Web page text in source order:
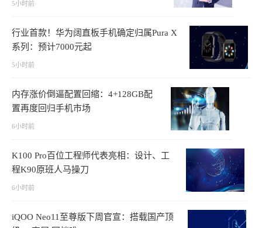
5小时前
行业首款！华为阔直板手机确定归属Pura X
系列：预计7000元起
5小时前
内存涨价倒逼配置回缩：4+128GB配
置再度回归手机市场
6小时前
K100 Pro百位工程师代表亮相：设计、工
程K90原班人马操刀
6小时前
iQOO Neo11至尊版下周官宣：搭载国产顶